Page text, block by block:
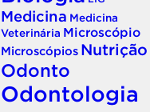
Medicina Medicina
Veterinária Microscópio
Microscópios Nutrição
Odonto
Odontologia